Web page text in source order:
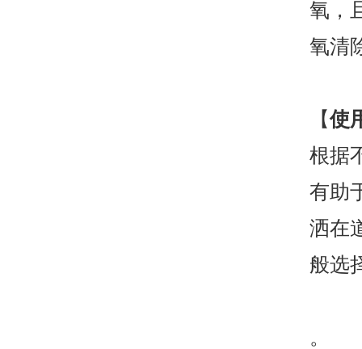
氧，
氧清
【使
根据
有助
洒在
般选
。